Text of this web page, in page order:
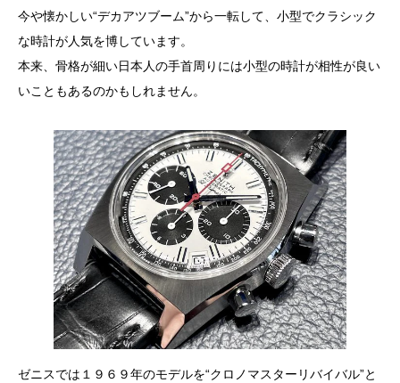
今や懐かしい“デカアツブーム”から一転して、小型でクラシック
な時計が人気を博しています。
本来、骨格が細い日本人の手首周りには小型の時計が相性が良い
いこともあるのかもしれません。
ゼニスでは１９６９年のモデルを“クロノマスターリバイバル”と